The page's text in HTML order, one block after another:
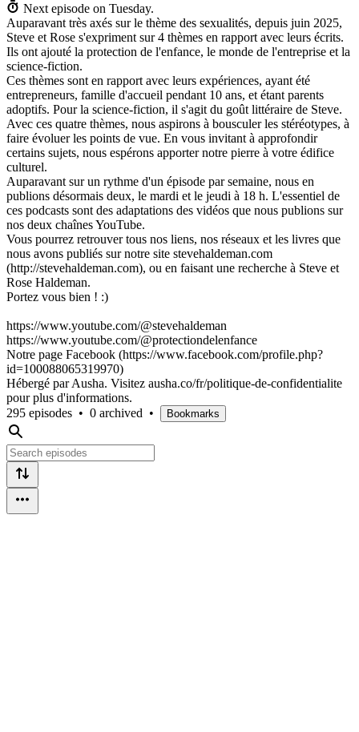
Next episode on Tuesday.
Auparavant très axés sur le thème des sexualités, depuis juin 2025,
Steve et Rose s'expriment sur 4 thèmes en rapport avec leurs écrits.
Ils ont ajouté la protection de l'enfance, le monde de l'entreprise et la
science-fiction.
Ces thèmes sont en rapport avec leurs expériences, ayant été
entrepreneurs, famille d'accueil pendant 10 ans, et étant parents
adoptifs. Pour la science-fiction, il s'agit du goût littéraire de Steve.
Avec ces quatre thèmes, nous aspirons à bousculer les stéréotypes, à
faire évoluer les points de vue. En vous invitant à approfondir
certains sujets, nous espérons apporter notre pierre à votre édifice
culturel.
Auparavant sur un rythme d'un épisode par semaine, nous en
publions désormais deux, le mardi et le jeudi à 18 h. L'essentiel de
ces podcasts sont des adaptations des vidéos que nous publions sur
nos deux chaînes YouTube.
Vous pourrez retrouver tous nos liens, nos réseaux et les livres que
nous avons publiés sur notre site stevehaldeman.com
(http://stevehaldeman.com), ou en faisant une recherche à Steve et
Rose Haldeman.
Portez vous bien ! :)
https://www.youtube.com/@stevehaldeman
https://www.youtube.com/@protectiondelenfance
Notre page Facebook (https://www.facebook.com/profile.php?
id=100088065319970)
Hébergé par Ausha. Visitez ausha.co/fr/politique-de-confidentialite
pour plus d'informations.
295 episodes • 0 archived • Bookmarks